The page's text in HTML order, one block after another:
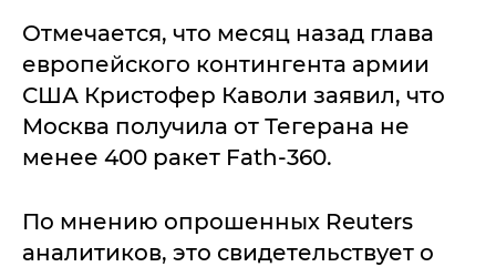
Отмечается, что месяц назад глава
европейского контингента армии
США Кристофер Каволи заявил, что
Москва получила от Тегерана не
менее 400 ракет Fath-360.
По мнению опрошенных Reuters
аналитиков, это свидетельствует о